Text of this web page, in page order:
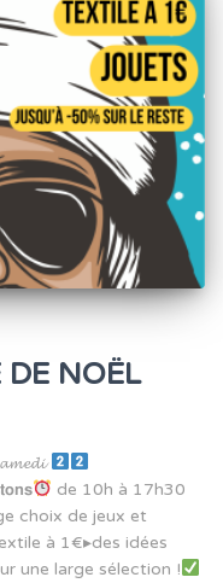
NOËL
de 10h à 17h30
choix de jeux et
à 1€▸des idées
une large sélection !